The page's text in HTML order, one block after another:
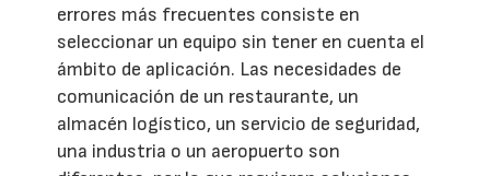
errores más frecuentes consiste en
seleccionar un equipo sin tener en cuenta el
ámbito de aplicación. Las necesidades de
comunicación de un restaurante, un
almacén logístico, un servicio de seguridad,
una industria o un aeropuerto son